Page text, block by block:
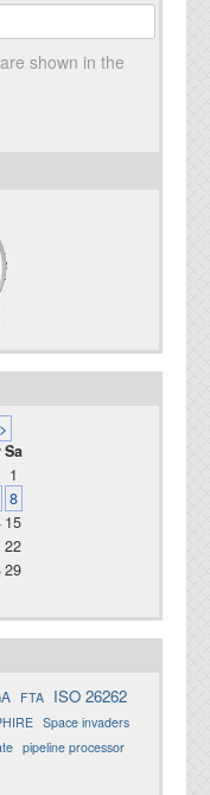
shown in the
>
Sa
1
8
15
22
29
FTA ISO 26262
Space invaders
pipeline processor